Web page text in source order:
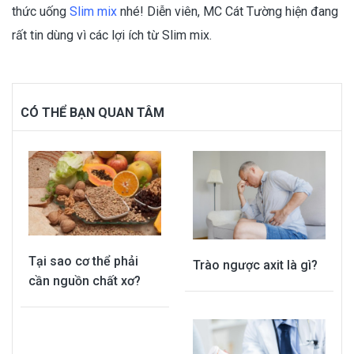
thức uống Slim mix nhé! Diễn viên, MC Cát Tường hiện đang
rất tin dùng vì các lợi ích từ Slim mix.
CÓ THỂ BẠN QUAN TÂM
Tại sao cơ thể phải
cần nguồn chất xơ?
Trào ngược axit là gì?